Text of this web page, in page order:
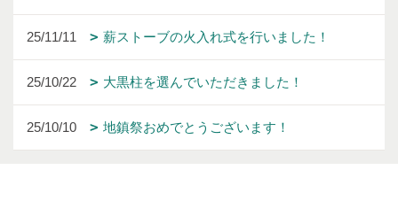
25/11/11 薪ストーブの火入れ式を行いました！
25/10/22 大黒柱を選んでいただきました！
25/10/10 地鎮祭おめでとうございます！